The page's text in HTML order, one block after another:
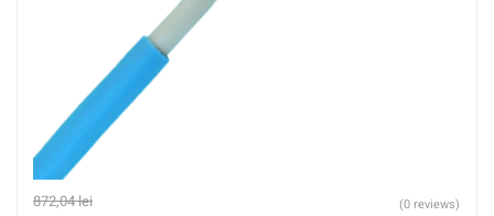
872,04lei (0 reviews)